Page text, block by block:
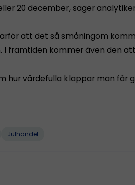
20 december, säger
att det så småningom
I framtiden kommer även den
hur värdefulla klappar man får
Julhandel